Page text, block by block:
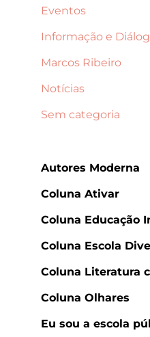
Eventos
Informação e
Marcos Ribeiro
Notícias
Sem categoria
Autores Moderna
Coluna Ativar
Coluna Educação
Coluna Escola
Coluna Literatura
Coluna Olhares
Eu sou a escola